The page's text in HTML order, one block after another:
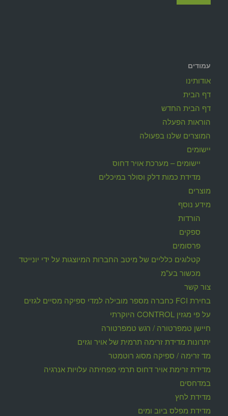
עמודים
אודותינו
דף הבית
דף הבית החדש
הוראות הפעלה
המוצרים שלנו בפעולה
יישומים
יישומים – מערכת אויר דחוס
מדידת כמות דלק וסולר במיכלים
מוצרים
מידע נוסף
הורדות
ספקים
פרסומים
קטלוגים כלליים של מיטב החברות המיוצגות על ידי יונייטד
מכשור בע"מ
צור קשר
בחירת FCI כחברה מספר מובילה למדי ספיקה מסיים לגזים
על פי מגזין CONTROL היוקרתי
חיישן טמפרטורה / רגש טמפרטורה
יתרונות מדידת זרימה תרמית של אויר וגזים
מד זרימה / ספיקה מסוג רוטמטר
מדידת זרימת אויר דחוס תרמי מפחיתה עלויות אנרגיה
במדחסים
מדידת לחץ
מדידת מפלס ביוב ומים